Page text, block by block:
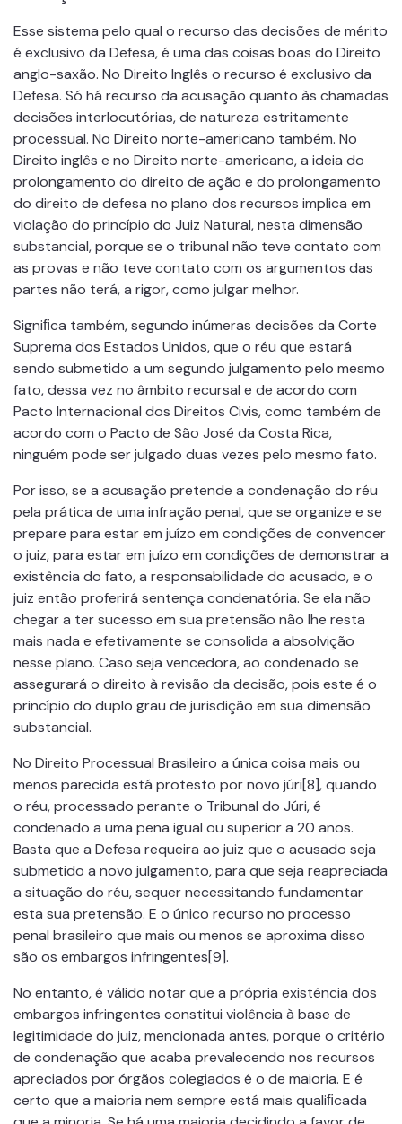
Esse sistema pelo qual o recurso das decisões de mérito
é exclusivo da Defesa, é uma das coisas boas do Direito
anglo-saxão. No Direito Inglês o recurso é exclusivo da
Defesa. Só há recurso da acusação quanto às chamadas
decisões interlocutórias, de natureza estritamente
processual. No Direito norte-americano também. No
Direito inglês e no Direito norte-americano, a ideia do
prolongamento do direito de ação e do prolongamento
do direito de defesa no plano dos recursos implica em
violação do princípio do Juiz Natural, nesta dimensão
substancial, porque se o tribunal não teve contato com
as provas e não teve contato com os argumentos das
partes não terá, a rigor, como julgar melhor.
Signiﬁca também, segundo inúmeras decisões da Corte
Suprema dos Estados Unidos, que o réu que estará
sendo submetido a um segundo julgamento pelo mesmo
fato, dessa vez no âmbito recursal e de acordo com
Pacto Internacional dos Direitos Civis, como também de
acordo com o Pacto de São José da Costa Rica,
ninguém pode ser julgado duas vezes pelo mesmo fato.
Por isso, se a acusação pretende a condenação do réu
pela prática de uma infração penal, que se organize e se
prepare para estar em juízo em condições de convencer
o juiz, para estar em juízo em condições de demonstrar a
existência do fato, a responsabilidade do acusado, e o
juiz então proferirá sentença condenatória. Se ela não
chegar a ter sucesso em sua pretensão não lhe resta
mais nada e efetivamente se consolida a absolvição
nesse plano. Caso seja vencedora, ao condenado se
assegurará o direito à revisão da decisão, pois este é o
princípio do duplo grau de jurisdição em sua dimensão
substancial.
No Direito Processual Brasileiro a única coisa mais ou
menos parecida está protesto por novo júri[8], quando
o réu, processado perante o Tribunal do Júri, é
condenado a uma pena igual ou superior a 20 anos.
Basta que a Defesa requeira ao juiz que o acusado seja
submetido a novo julgamento, para que seja reapreciada
a situação do réu, sequer necessitando fundamentar
esta sua pretensão. E o único recurso no processo
penal brasileiro que mais ou menos se aproxima disso
são os embargos infringentes[9].
No entanto, é válido notar que a própria existência dos
embargos infringentes constitui violência à base de
legitimidade do juiz, mencionada antes, porque o critério
de condenação que acaba prevalecendo nos recursos
apreciados por órgãos colegiados é o de maioria. E é
certo que a maioria nem sempre está mais qualiﬁcada